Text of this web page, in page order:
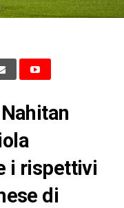
i rispettivi
di